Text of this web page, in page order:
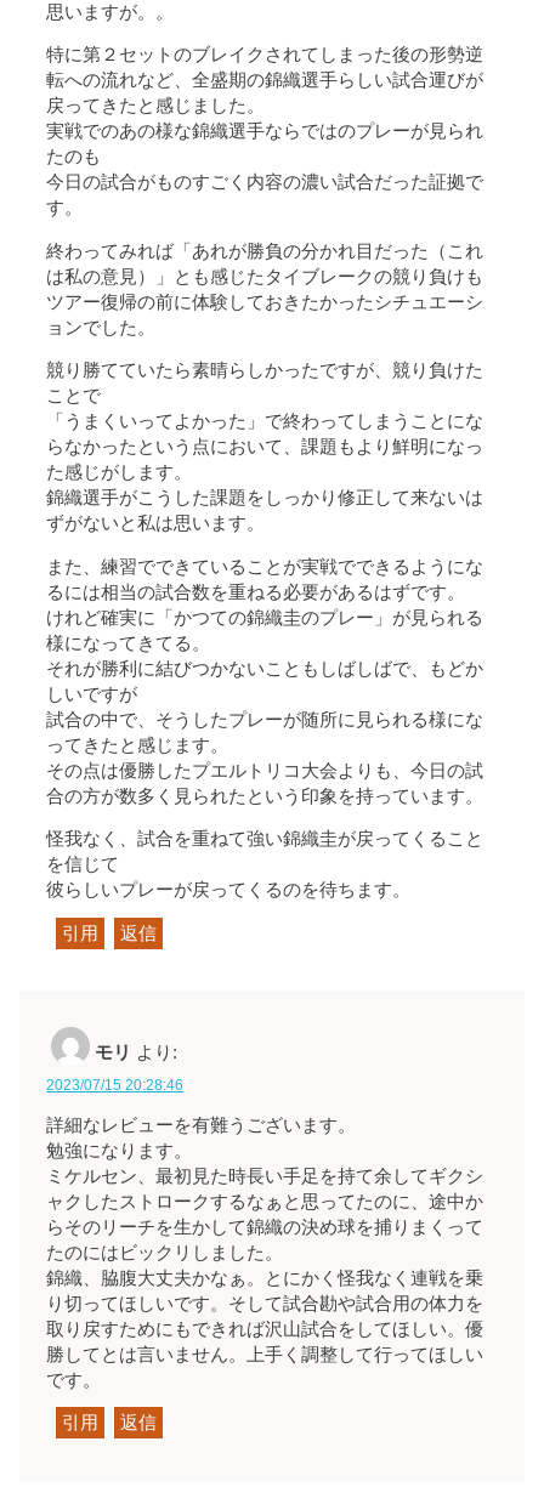
思いますが。。
特に第２セットのブレイクされてしまった後の形勢逆
転への流れなど、全盛期の錦織選手らしい試合運びが
戻ってきたと感じました。
実戦でのあの様な錦織選手ならではのプレーが見られ
たのも
今日の試合がものすごく内容の濃い試合だった証拠で
す。
終わってみれば「あれが勝負の分かれ目だった（これ
は私の意見）」とも感じたタイブレークの競り負けも
ツアー復帰の前に体験しておきたかったシチュエーシ
ョンでした。
競り勝てていたら素晴らしかったですが、競り負けた
ことで
「うまくいってよかった」で終わってしまうことにな
らなかったという点において、課題もより鮮明になっ
た感じがします。
錦織選手がこうした課題をしっかり修正して来ないは
ずがないと私は思います。
また、練習でできていることが実戦でできるようにな
るには相当の試合数を重ねる必要があるはずです。
けれど確実に「かつての錦織圭のプレー」が見られる
様になってきてる。
それが勝利に結びつかないこともしばしばで、もどか
しいですが
試合の中で、そうしたプレーが随所に見られる様にな
ってきたと感じます。
その点は優勝したプエルトリコ大会よりも、今日の試
合の方が数多く見られたという印象を持っています。
怪我なく、試合を重ねて強い錦織圭が戻ってくること
を信じて
彼らしいプレーが戻ってくるのを待ちます。
引用 返信
モリ より:
2023/07/15 20:28:46
詳細なレビューを有難うございます。
勉強になります。
ミケルセン、最初見た時長い手足を持て余してギクシ
ャクしたストロークするなぁと思ってたのに、途中か
らそのリーチを生かして錦織の決め球を捕りまくって
たのにはビックリしました。
錦織、脇腹大丈夫かなぁ。とにかく怪我なく連戦を乗
り切ってほしいです。そして試合勘や試合用の体力を
取り戻すためにもできれば沢山試合をしてほしい。優
勝してとは言いません。上手く調整して行ってほしい
です。
引用 返信